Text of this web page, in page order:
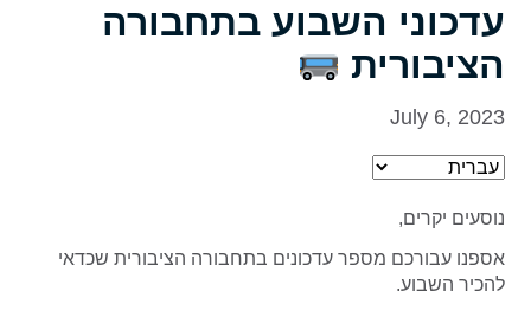
עדכוני השבוע בתחבורה
הציבורית
July 6, 2023
נוסעים יקרים,
אספנו עבורכם מספר עדכונים בתחבורה הציבורית שכדאי
להכיר השבוע.